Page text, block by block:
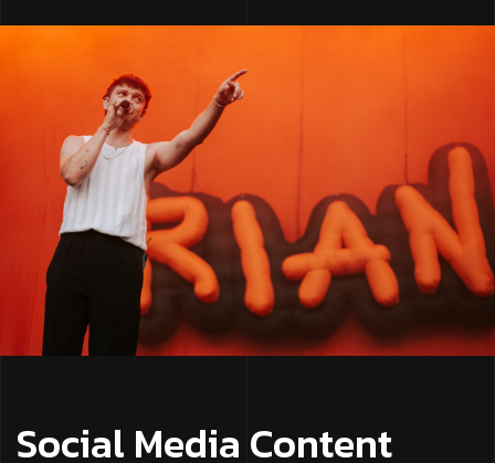
Social Media Content